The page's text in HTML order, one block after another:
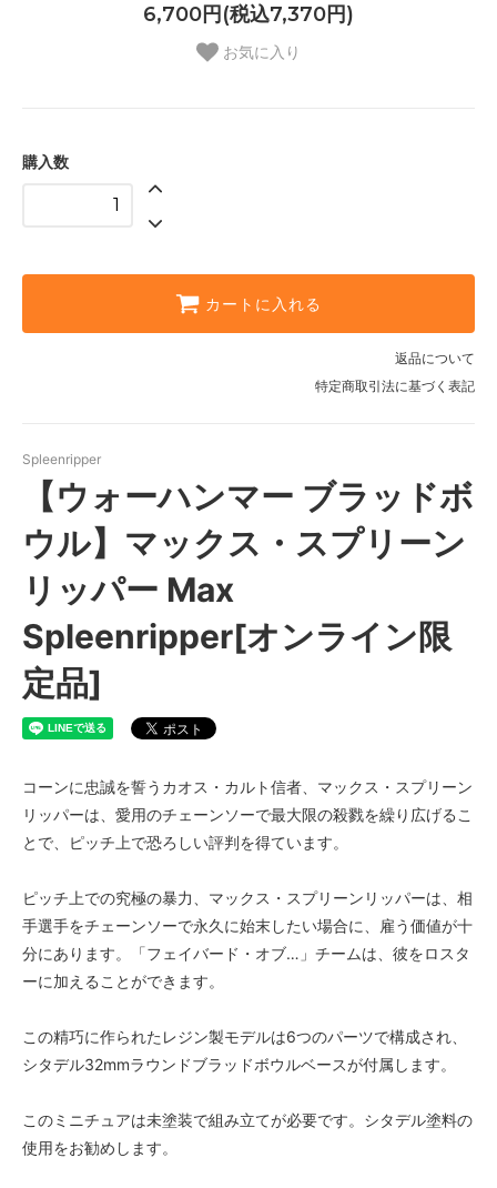
6,700円(税込7,370円)
お気に入り
購入数
カートに入れる
返品について
特定商取引法に基づく表記
Spleenripper
【ウォーハンマー ブラッドボ
ウル】マックス・スプリーン
リッパー Max
Spleenripper[オンライン限
定品]
コーンに忠誠を誓うカオス・カルト信者、マックス・スプリーン
リッパーは、愛用のチェーンソーで最大限の殺戮を繰り広げるこ
とで、ピッチ上で恐ろしい評判を得ています。
ピッチ上での究極の暴力、マックス・スプリーンリッパーは、相
手選手をチェーンソーで永久に始末したい場合に、雇う価値が十
分にあります。「フェイバード・オブ…」チームは、彼をロスタ
ーに加えることができます。
この精巧に作られたレジン製モデルは6つのパーツで構成され、
シタデル32mmラウンドブラッドボウルベースが付属します。
このミニチュアは未塗装で組み立てが必要です。シタデル塗料の
使用をお勧めします。